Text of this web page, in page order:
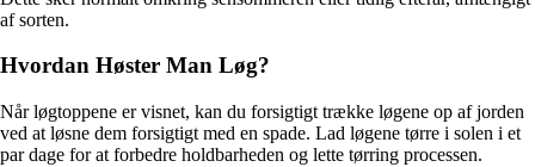
af sorten.
Hvordan Høster Man Løg?
Når løgtoppene er visnet, kan du forsigtigt trække løgene op af jorden
ved at løsne dem forsigtigt med en spade. Lad løgene tørre i solen i et
par dage for at forbedre holdbarheden og lette tørring processen.